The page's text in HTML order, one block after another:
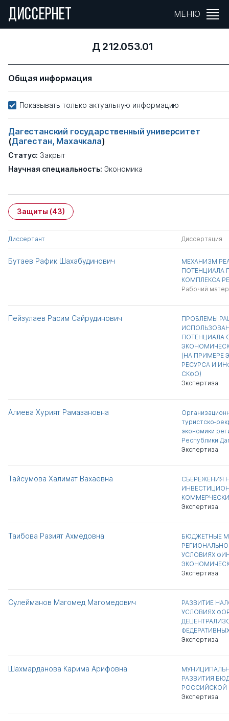
ДИССЕРНЕТ МЕНЮ
Д 212.053.01
Общая информация
Показывать только актуальную информацию
Дагестанский государственный университет
(Дагестан, Махачкала)
Статус: Закрыт
Научная специальность: Экономика
Защиты (43)
Диссертант Диссертация
Бутаев Рафик Шахабудинович
МЕХАНИЗМ
ПОТЕНЦИАЛА
КОМПЛЕКСА
Рабочий
Пейзулаев Расим Сайрудинович
ПРОБЛЕМЫ
ПОТЕНЦИАЛА
(НА ПРИМЕРЕ
РЕСУРСА И
СКФО)
Экспертиза
Алиева Хурият Рамазановна
экономики
Республики
Экспертиза
Тайсумова Халимат Вахаевна
СБЕРЕЖЕНИЯ
Экспертиза
Таибова Разият Ахмедовна
БЮДЖЕТНЫЕ
УСЛОВИЯХ
Экспертиза
Сулейманов Магомед Магомедович
РАЗВИТИЕ
УСЛОВИЯХ
Экспертиза
Шахмарданова Карима Арифовна
РАЗВИТИЯ
РОССИЙСКОЙ
Экспертиза